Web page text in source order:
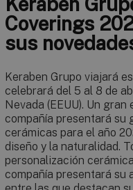
Coverings
sus
Keraben Grupo viajará
celebrará del 5 al 8 de
Nevada (EEUU). Un
compañía presentará su
cerámicas para el año
diseño y la naturalidad.
personalización
compañía presentará su